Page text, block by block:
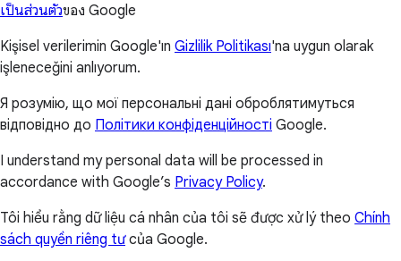
เป็นส่วนตัวของ Google
Kişisel verilerimin Google'ın Gizlilik Politikası'na uygun olarak
işleneceğini anlıyorum.
Я розумію, що мої персональні дані оброблятимуться
відповідно до Політики конфіденційності Google.
I understand my personal data will be processed in
accordance with Google’s Privacy Policy.
Tôi hiểu rằng dữ liệu cá nhân của tôi sẽ được xử lý theo Chính
sách quyền riêng tưcủa Google.